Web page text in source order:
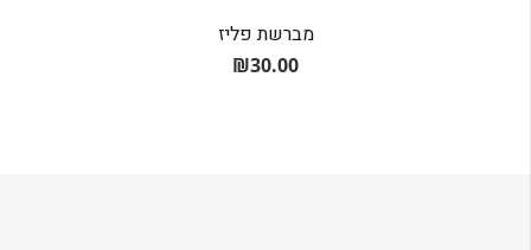
מברשת פליז
₪30.00